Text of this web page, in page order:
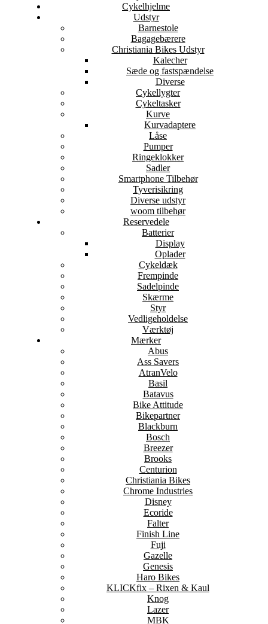
Cykelhjelme
Udstyr
Barnestole
Bagagebærere
Christiania Bikes Udstyr
Kalecher
Sæde og fastspændelse
Diverse
Cykellygter
Cykeltasker
Kurve
Kurvadaptere
Låse
Pumper
Ringeklokker
Sadler
Smartphone Tilbehør
Tyverisikring
Diverse udstyr
woom tilbehør
Reservedele
Batterier
Display
Oplader
Cykeldæk
Frempinde
Sadelpinde
Skærme
Styr
Vedligeholdelse
Værktøj
Mærker
Abus
Ass Savers
AtranVelo
Basil
Batavus
Bike Attitude
Bikepartner
Blackburn
Bosch
Breezer
Brooks
Centurion
Christiania Bikes
Chrome Industries
Disney
Ecoride
Falter
Finish Line
Fuji
Gazelle
Genesis
Haro Bikes
KLICKfix – Rixen & Kaul
Knog
Lazer
MBK